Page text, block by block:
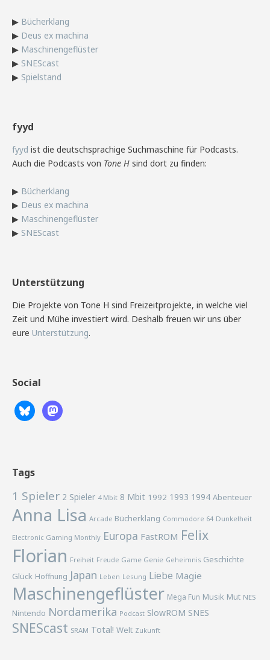
▶ Bücherklang
▶ Deus ex machina
▶ Maschinengeflüster
▶ SNEScast
▶ Spielstand
fyyd
fyyd ist die deutschsprachige Suchmaschine für Podcasts.
Auch die Podcasts von Tone H sind dort zu finden:
▶ Bücherklang
▶ Deus ex machina
▶ Maschinengeflüster
▶ SNEScast
Unterstützung
Die Projekte von Tone H sind Freizeitprojekte, in welche viel
Zeit und Mühe investiert wird. Deshalb freuen wir uns über
eure Unterstützung.
Social
Tags
1 Spieler 2 Spieler 4 Mbit 8 Mbit 1992 1993 1994 Abenteuer
Anna Lisa Arcade Bücherklang Commodore 64 Dunkelheit
Electronic Gaming Monthly Europa FastROM Felix
Florian Freiheit Freude Game Genie Geheimnis Geschichte
Glück Hoffnung Japan Leben Lesung Liebe Magie
Maschinengeflüster Mega Fun Musik Mut NES
Nintendo Nordamerika Podcast SlowROM SNES
SNEScast SRAM Total! Welt Zukunft